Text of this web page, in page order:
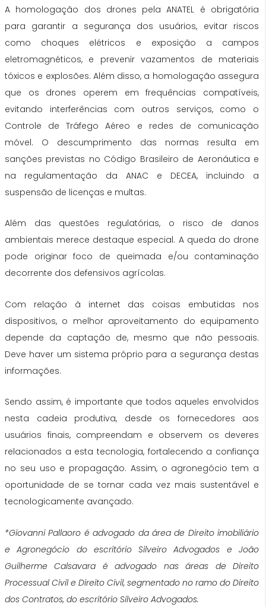
A homologação dos drones pela ANATEL é obrigatória
para garantir a segurança dos usuários, evitar riscos
como choques elétricos e exposição a campos
eletromagnéticos, e prevenir vazamentos de materiais
tóxicos e explosões. Além disso, a homologação assegura
que os drones operem em frequências compatíveis,
evitando interferências com outros serviços, como o
Controle de Tráfego Aéreo e redes de comunicação
móvel. O descumprimento das normas resulta em
sanções previstas no Código Brasileiro de Aeronáutica e
na regulamentação da ANAC e DECEA, incluindo a
suspensão de licenças e multas.
Além das questões regulatórias, o risco de danos
ambientais merece destaque especial. A queda do drone
pode originar foco de queimada e/ou contaminação
decorrente dos defensivos agrícolas.
Com relação à internet das coisas embutidas nos
dispositivos, o melhor aproveitamento do equipamento
depende da captação de, mesmo que não pessoais.
Deve haver um sistema próprio para a segurança destas
informações.
Sendo assim, é importante que todos aqueles envolvidos
nesta cadeia produtiva, desde os fornecedores aos
usuários finais, compreendam e observem os deveres
relacionados a esta tecnologia, fortalecendo a confiança
no seu uso e propagação. Assim, o agronegócio tem a
oportunidade de se tornar cada vez mais sustentável e
tecnologicamente avançado.
*Giovanni Pallaoro é advogado da área de Direito imobiliário
e Agronegócio do escritório Silveiro Advogados e João
Guilherme Calsavara é advogado nas áreas de Direito
Processual Civil e Direito Civil, segmentado no ramo do Direito
dos Contratos, do escritório Silveiro Advogados.